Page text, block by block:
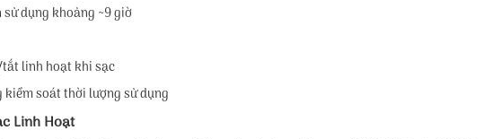
dụng khoảng ~9 giờ
linh hoạt khi sạc
soát thời lượng sử dụng
Linh Hoạt